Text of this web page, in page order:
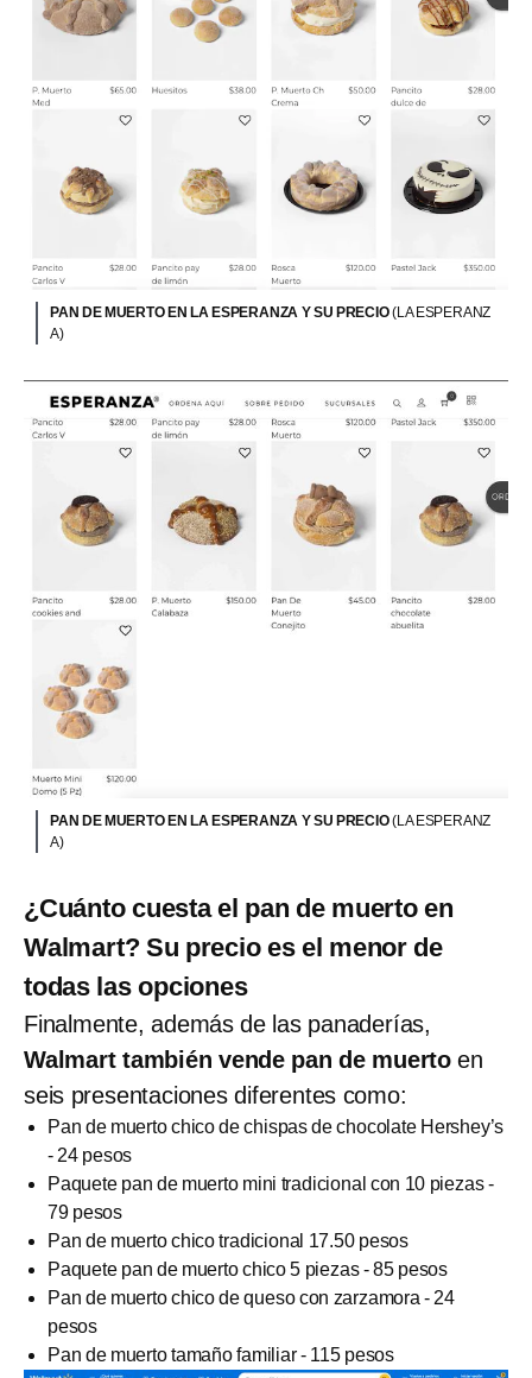
PAN DE MUERTO EN LA ESPERANZA Y SU PRECIO(LA ESPERANZ
A)
PAN DE MUERTO EN LA ESPERANZA Y SU PRECIO(LA ESPERANZ
A)
¿Cuánto cuesta el pan de muerto en
Walmart? Su precio es el menor de
todas las opciones
Finalmente, además de las panaderías,
Walmart también vende pan de muertoen
seis presentaciones diferentes como:
Pan de muerto chico de chispas de chocolate Hershey’s
- 24 pesos
Paquete pan de muerto mini tradicional con 10 piezas -
79 pesos
Pan de muerto chico tradicional 17.50 pesos
Paquete pan de muerto chico 5 piezas - 85 pesos
Pan de muerto chico de queso con zarzamora - 24
pesos
Pan de muerto tamaño familiar - 115 pesos